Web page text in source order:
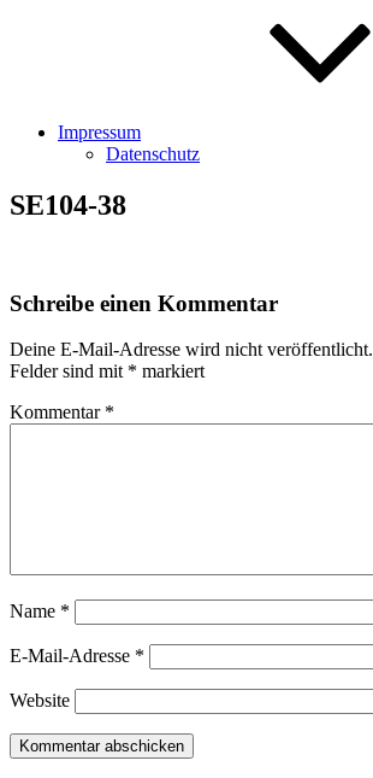
Impressum
Datenschutz
SE104-38
Schreibe einen Kommentar
Deine E-Mail-Adresse wird nicht veröffentlicht.
Felder sind mit * markiert
Kommentar *
Name *
E-Mail-Adresse *
Website